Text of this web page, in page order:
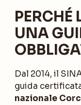
PERCHÉ
UNA
Dal 2014, il
guida
nazionale